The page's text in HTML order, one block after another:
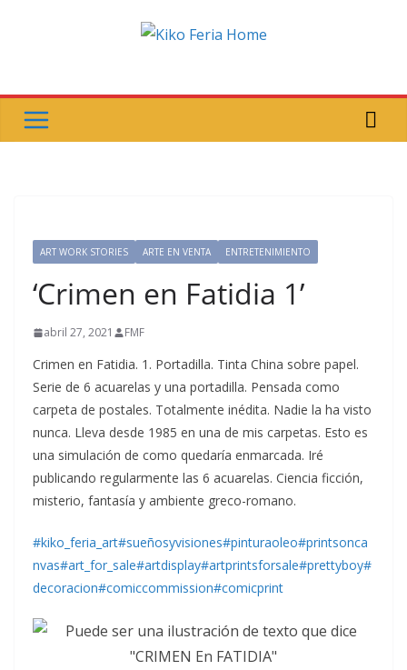
ART WORK STORIES ARTE EN VENTA ENTRETENIMIENTO
‘Crimen en Fatidia 1’
abril 27, 2021 FMF
Crimen en Fatidia. 1. Portadilla. Tinta China sobre papel.
Serie de 6 acuarelas y una portadilla. Pensada como
carpeta de postales. Totalmente inédita. Nadie la ha visto
nunca. Lleva desde 1985 en una de mis carpetas. Esto es
una simulación de como quedaría enmarcada. Iré
publicando regularmente las 6 acuarelas. Ciencia ficción,
misterio, fantasía y ambiente greco-romano.
#kiko_feria_art#sueñosyvisiones#pinturaoleo#printsonca
nvas#art_for_sale#artdisplay#artprintsforsale#prettyboy#
decoracion#comiccommission#comicprint